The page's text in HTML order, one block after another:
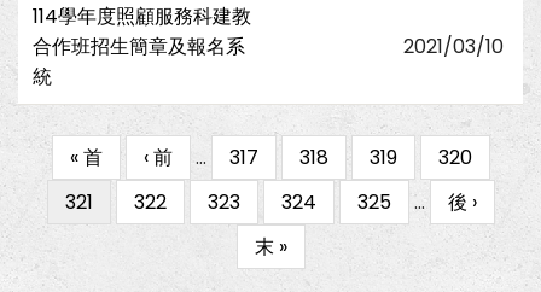
114學年度照顧服務科建教
合作班招生簡章及報名系
統
2021/03/10
Pagination
First
page
« 首
Previous
page
‹ 前 … Page
317 Page
318 Page
319 Page
320
目
前
頁
321 Page
322 Page
323 Page
324 Page
325 …
下
一
後 ›
Last
page
末 »